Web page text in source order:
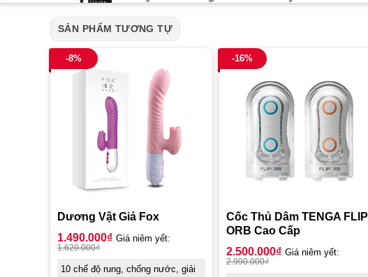
SẢN PHẨM TƯƠNG TỰ
-8%
Dương Vật Giả Fox
1.490.000₫ Giá niêm yết:
1.620.000₫
10 chế độ rung, chống nước, giải
-16%
Cốc Thủ Dâm TENGA FLIP
ORB Cao Cấp
2.500.000₫ Giá niêm yết:
2.990.000₫